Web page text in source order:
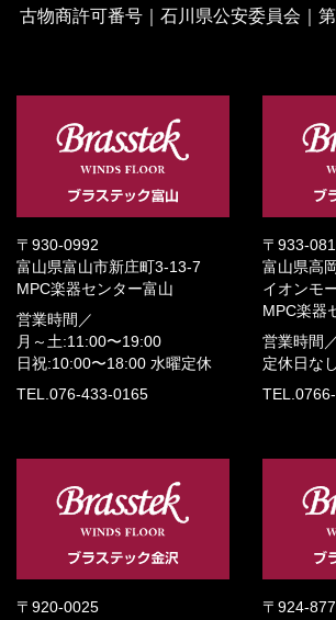
古物商許可番号｜石川県公安委員会｜
〒930-0992
富山県富山市新庄町3-13-7
MPC楽器センター富山
営業時間／
月～土:11:00〜19:00
日祝:10:00〜18:00 水曜定休
TEL.076-433-0165
〒933-
富山県高
イオンモ
MPC楽器
営業時間／
定休日なし
〒920-0025
〒924-